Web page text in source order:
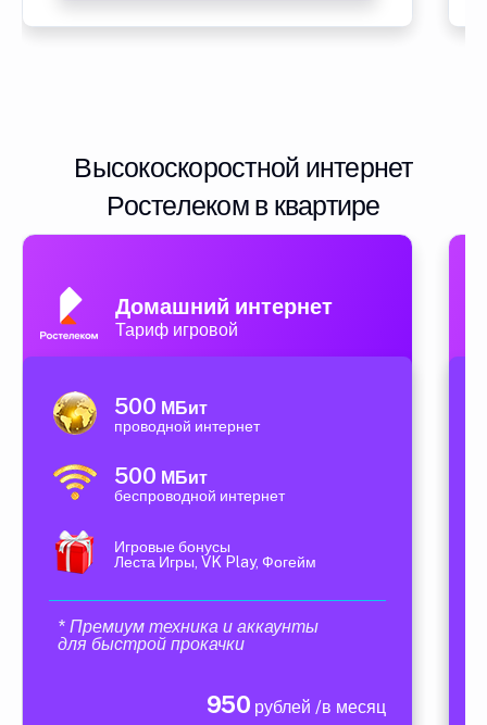
Высокоскоростной интернет
Ростелеком в квартире
Домашний интернет
Тариф игровой
500 МБит
проводной интернет
500 МБит
беспроводной интернет
Игровые бонусы
Леста Игры, VK Play, Фогейм
* Премиум техника и аккаунты
для быстрой прокачки
950 рублей /в месяц